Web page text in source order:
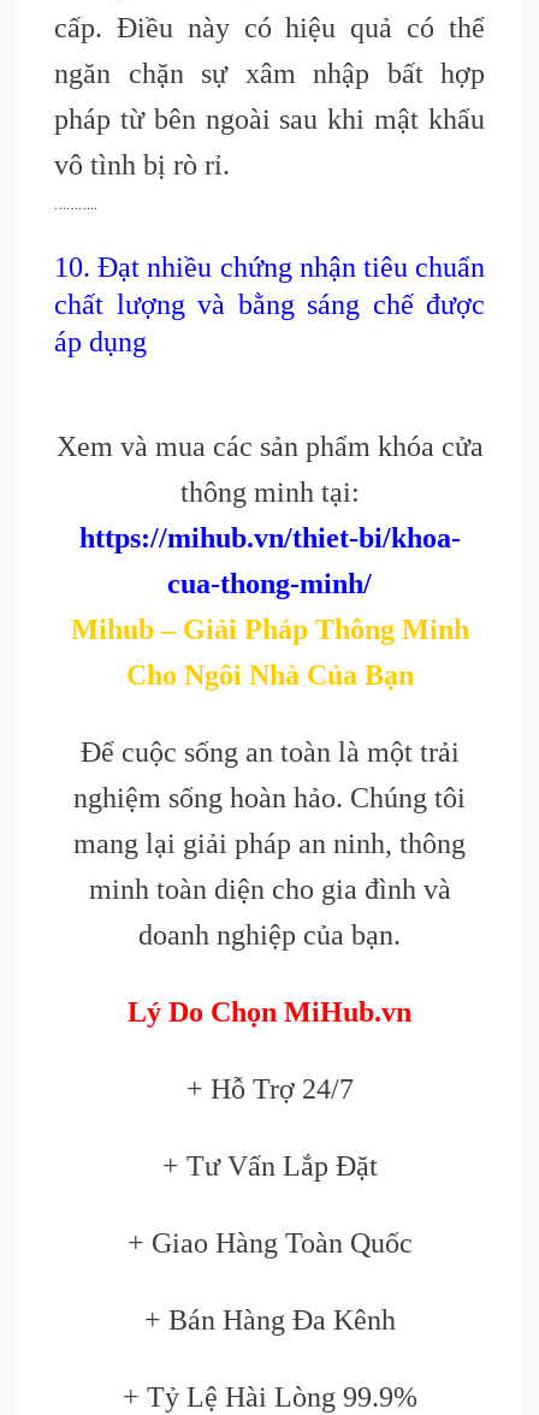
cấp. Điều này có hiệu quả có thể
ngăn chặn sự xâm nhập bất hợp
pháp từ bên ngoài sau khi mật khẩu
vô tình bị rò rỉ.
………..
10. Đạt nhiều chứng nhận tiêu chuẩn
chất lượng và bằng sáng chế được
áp dụng
Xem và mua các sản phẩm khóa cửa
thông minh tại:
https://mihub.vn/thiet-bi/khoa-
cua-thong-minh/
Mihub – Giải Pháp Thông Minh
Cho Ngôi Nhà Của Bạn
Để cuộc sống an toàn là một trải
nghiệm sống hoàn hảo. Chúng tôi
mang lại giải pháp an ninh, thông
minh toàn diện cho gia đình và
doanh nghiệp của bạn.
Lý Do Chọn MiHub.vn
+ Hỗ Trợ 24/7
+ Tư Vấn Lắp Đặt
+ Giao Hàng Toàn Quốc
+ Bán Hàng Đa Kênh
+ Tỷ Lệ Hài Lòng 99.9%